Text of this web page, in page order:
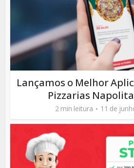
Lançamos o Melhor
Pizzarias
2 min leitura 11 de